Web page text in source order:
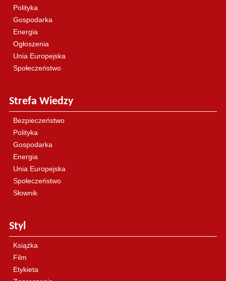
Polityka
Gospodarka
Energia
Ogłoszenia
Unia Europejska
Społeczeństwo
Strefa Wiedzy
Bezpieczeństwo
Polityka
Gospodarka
Energia
Unia Europejska
Społeczeństwo
Słownik
Styl
Książka
Film
Etykieta